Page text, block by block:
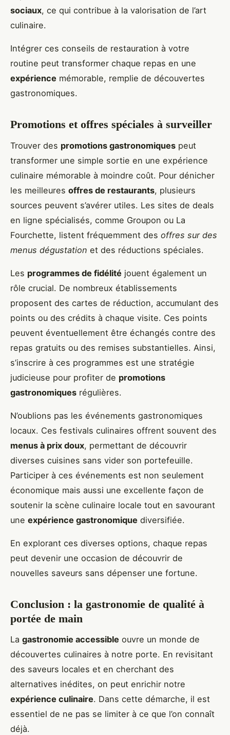
sociaux, ce qui contribue à la valorisation de l’art
culinaire.
Intégrer ces conseils de restauration à votre
routine peut transformer chaque repas en une
expérience mémorable, remplie de découvertes
gastronomiques.
Promotions et offres spéciales à surveiller
Trouver des promotions gastronomiques peut
transformer une simple sortie en une expérience
culinaire mémorable à moindre coût. Pour dénicher
les meilleures offres de restaurants, plusieurs
sources peuvent s’avérer utiles. Les sites de deals
en ligne spécialisés, comme Groupon ou La
Fourchette, listent fréquemment des offres sur des
menus dégustation et des réductions spéciales.
Les programmes de fidélité jouent également un
rôle crucial. De nombreux établissements
proposent des cartes de réduction, accumulant des
points ou des crédits à chaque visite. Ces points
peuvent éventuellement être échangés contre des
repas gratuits ou des remises substantielles. Ainsi,
s’inscrire à ces programmes est une stratégie
judicieuse pour profiter de promotions
gastronomiques régulières.
N’oublions pas les événements gastronomiques
locaux. Ces festivals culinaires offrent souvent des
menus à prix doux, permettant de découvrir
diverses cuisines sans vider son portefeuille.
Participer à ces événements est non seulement
économique mais aussi une excellente façon de
soutenir la scène culinaire locale tout en savourant
une expérience gastronomique diversifiée.
En explorant ces diverses options, chaque repas
peut devenir une occasion de découvrir de
nouvelles saveurs sans dépenser une fortune.
Conclusion : la gastronomie de qualité à
portée de main
La gastronomie accessible ouvre un monde de
découvertes culinaires à notre porte. En revisitant
des saveurs locales et en cherchant des
alternatives inédites, on peut enrichir notre
expérience culinaire. Dans cette démarche, il est
essentiel de ne pas se limiter à ce que l’on connaît
déjà.